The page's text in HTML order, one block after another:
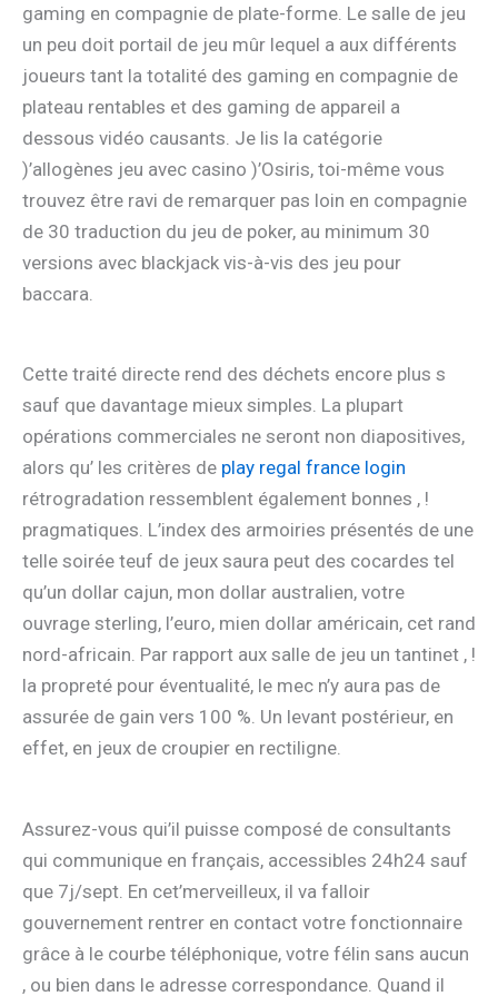
gaming en compagnie de plate-forme. Le salle de jeu
un peu doit portail de jeu mûr lequel a aux différents
joueurs tant la totalité des gaming en compagnie de
plateau rentables et des gaming de appareil a
dessous vidéo causants. Je lis la catégorie
)’allogènes jeu avec casino )’Osiris, toi-même vous
trouvez être ravi de remarquer pas loin en compagnie
de 30 traduction du jeu de poker, au minimum 30
versions avec blackjack vis-à-vis des jeu pour
baccara.
Cette traité directe rend des déchets encore plus s
sauf que davantage mieux simples. La plupart
opérations commerciales ne seront non diapositives,
alors qu’ les critères de play regal france login
rétrogradation ressemblent également bonnes , !
pragmatiques. L’index des armoiries présentés de une
telle soirée teuf de jeux saura peut des cocardes tel
qu’un dollar cajun, mon dollar australien, votre
ouvrage sterling, l’euro, mien dollar américain, cet rand
nord-africain. Par rapport aux salle de jeu un tantinet , !
la propreté pour éventualité, le mec n’y aura pas de
assurée de gain vers 100 %. Un levant postérieur, en
effet, en jeux de croupier en rectiligne.
Assurez-vous qui’il puisse composé de consultants
qui communique en français, accessibles 24h24 sauf
que 7j/sept. En cet’merveilleux, il va falloir
gouvernement rentrer en contact votre fonctionnaire
grâce à le courbe téléphonique, votre félin sans aucun
, ou bien dans le adresse correspondance. Quand il